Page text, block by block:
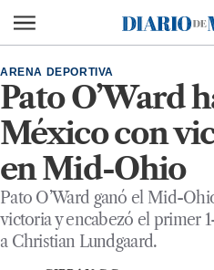
Diario de México
Pato O’Ward
México con
en Mid-Ohio
ARENA DEPORTIVA
Pato O’Ward ganó el Mid-
victoria y encabezó el primer
a Christian Lundgaard.